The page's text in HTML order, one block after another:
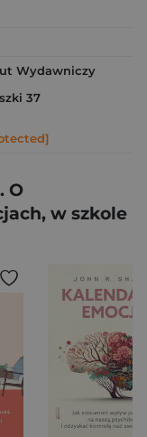
Wydawniczy
37
O
w szkole